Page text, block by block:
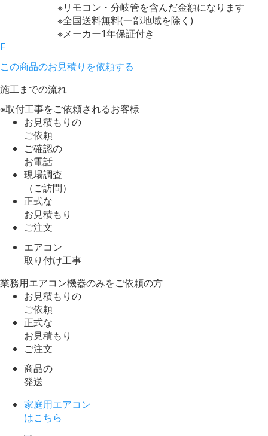
※リモコン・分岐管を含んだ金額になります
※全国送料無料(一部地域を除く)
※メーカー1年保証付き
F
この商品のお見積りを依頼する
施工までの流れ
※取付工事をご依頼されるお客様
お見積もりの
ご依頼
ご確認の
お電話
現場調査
（ご訪問）
正式な
お見積もり
ご注文
エアコン
取り付け工事
業務用エアコン機器のみをご依頼の方
お見積もりの
ご依頼
正式な
お見積もり
ご注文
商品の
発送
家庭用エアコン
はこちら